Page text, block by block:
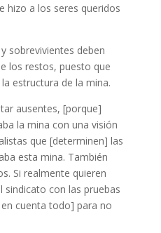
hizo a los seres queridos
sobrevivientes deben
los restos, puesto que
estructura de la mina.
ausentes, [porque]
la mina con una visión
que [determinen] las
esta mina. También
Si realmente quieren
sindicato con las pruebas
cuenta todo] para no